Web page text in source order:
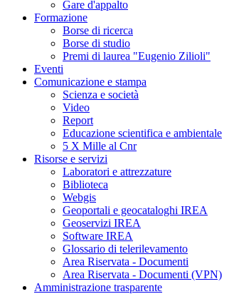
Gare d'appalto
Formazione
Borse di ricerca
Borse di studio
Premi di laurea "Eugenio Zilioli"
Eventi
Comunicazione e stampa
Scienza e società
Video
Report
Educazione scientifica e ambientale
5 X Mille al Cnr
Risorse e servizi
Laboratori e attrezzature
Biblioteca
Webgis
Geoportali e geocataloghi IREA
Geoservizi IREA
Software IREA
Glossario di telerilevamento
Area Riservata - Documenti
Area Riservata - Documenti (VPN)
Amministrazione trasparente